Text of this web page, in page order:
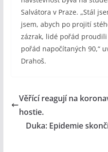
Salvátora v Praze. „Stál
jsem, abych po projití
zázrak, lidé pořád
pořád napočítaných 90,“
Drahoš.
Věřící reagují na
hostie.
Duka: Epidemie